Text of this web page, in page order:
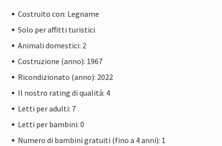
Costruito con: Legname
Solo per affitti turistici
Animali domestici: 2
Costruzione (anno): 1967
Ricondizionato (anno): 2022
Il nostro rating di qualità: 4
Letti per adulti: 7
Letti per bambini: 0
Numero di bambini gratuiti (fino a 4 anni): 1